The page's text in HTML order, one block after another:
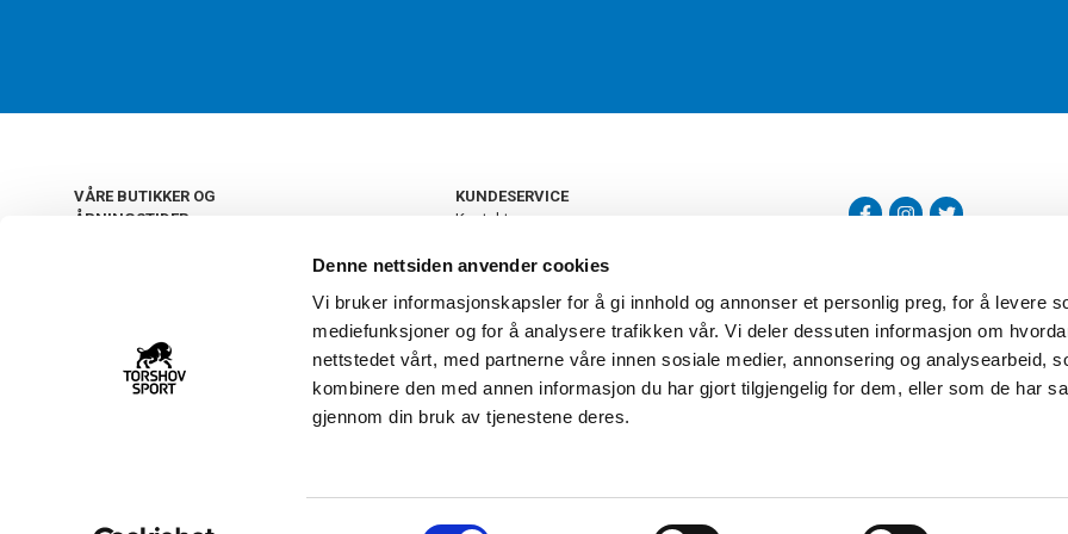
Denne nettsiden anvender cookies
Vi bruker informasjonskapsler for å gi innhold og annonser et personlig preg, for å levere
mediefunksjoner og for å analysere trafikken vår. Vi deler dessuten informasjon om
nettstedet vårt, med partnerne våre innen sosiale medier, annonsering og analysearbeid,
kombinere den med annen informasjon du har gjort tilgjengelig for dem, eller som de har
gjennom din bruk av tjenestene deres.
VÅRE BUTIKKER OG
ÅPNINGSTIDER
22 09 20 20
KUNDESERVICE
Kontakt oss
Retur og bytte
Personvern
Frakt og levering
Ledige stillinger
FAQ - Ofte stilte spørsmål
Åpenhetsloven
Torshov Sport har over 90 års
klubbhandel. Torshov Sport har
Drammen, Sandvika Storsenter